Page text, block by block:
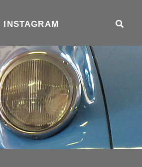
INSTAGRAM